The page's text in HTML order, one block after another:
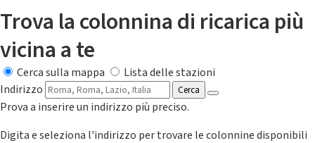
Trova la colonnina di ricarica più
vicina a te
Cerca sulla mappa
Lista delle stazioni
Indirizzo
Cerca
Prova a inserire un indirizzo più preciso.
Digita e seleziona l'indirizzo per trovare le colonnine disponibili